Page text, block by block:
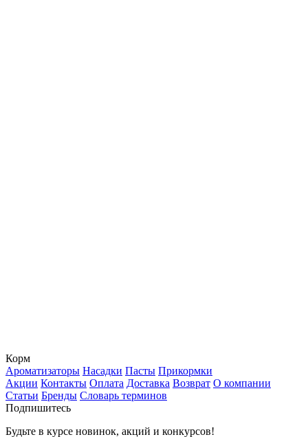
Корм
Ароматизаторы Насадки Пасты Прикормки
Акции Контакты Оплата Доставка Возврат О компании
Статьи Бренды Словарь терминов
Подпишитесь
Будьте в курсе новинок, акций и конкурсов!